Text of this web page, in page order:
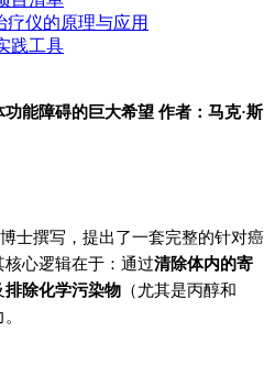
疗仪的原理与应用
践工具
能障碍的巨大希望 作者：马克·斯
士撰写，提出了一套完整的针对癌
心逻辑在于：通过清除体内的寄
排除化学污染物 （尤其是丙醇和